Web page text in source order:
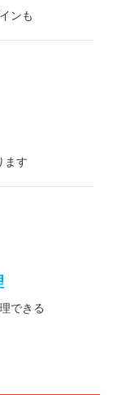
ンも
ます
できる